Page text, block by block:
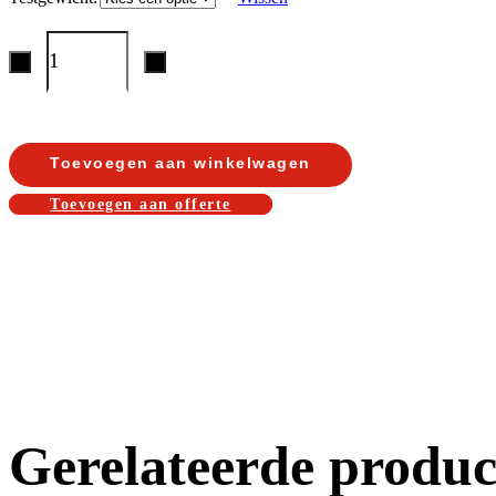
Toevoegen aan winkelwagen
Toevoegen aan offerte
Gerelateerde